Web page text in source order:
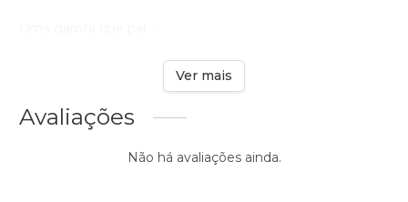
Ver mais
Avaliações
Não há avaliações ainda.